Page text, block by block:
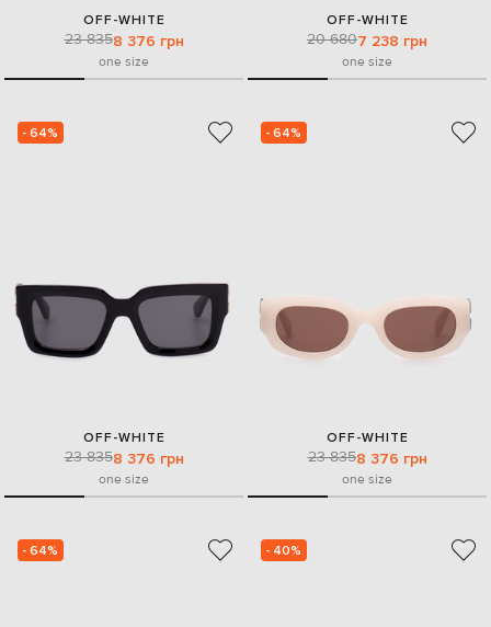
OFF-WHITE
23 8358 376 грн
one size
OFF-WHITE
20 6807 238 грн
one size
- 64%
OFF-WHITE
23 8358 376 грн
one size
- 64%
OFF-WHITE
23 8358 376 грн
one size
- 64% - 40%